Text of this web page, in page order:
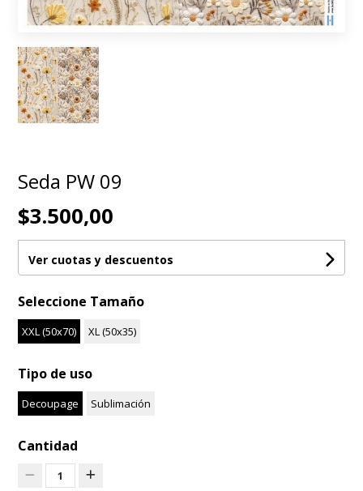
Seda PW 09
$3.500,00
Ver cuotas y descuentos
Seleccione Tamaño
XXL (50x70) XL (50x35)
Tipo de uso
Decoupage Sublimación
Cantidad
1